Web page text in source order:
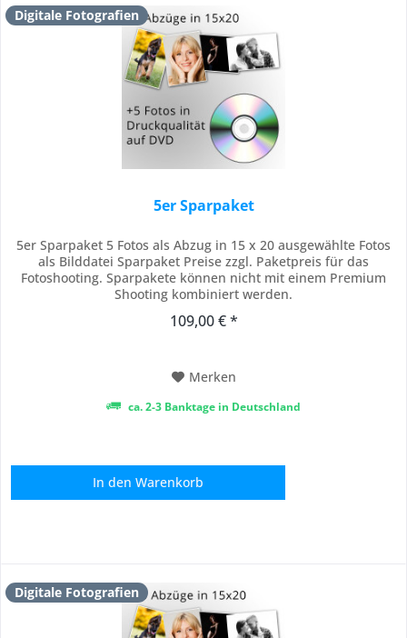
Digitale Fotografien
5er Sparpaket
5er Sparpaket 5 Fotos als Abzug in 15 x 20 ausgewählte Fotos
als Bilddatei Sparpaket Preise zzgl. Paketpreis für das
Fotoshooting. Sparpakete können nicht mit einem Premium
Shooting kombiniert werden.
109,00 € *
Merken
ca. 2-3 Banktage in Deutschland
In den Warenkorb
Digitale Fotografien